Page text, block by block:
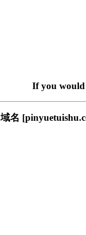
If you would
域名